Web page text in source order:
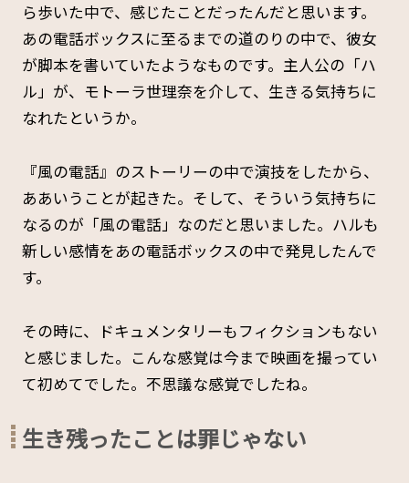
ら歩いた中で、感じたことだったんだと思います。
あの電話ボックスに至るまでの道のりの中で、彼女
が脚本を書いていたようなものです。主人公の「ハ
ル」が、モトーラ世理奈を介して、生きる気持ちに
なれたというか。
『風の電話』のストーリーの中で演技をしたから、
ああいうことが起きた。そして、そういう気持ちに
なるのが「風の電話」なのだと思いました。ハルも
新しい感情をあの電話ボックスの中で発見したんで
す。
その時に、ドキュメンタリーもフィクションもない
と感じました。こんな感覚は今まで映画を撮ってい
て初めてでした。不思議な感覚でしたね。
生き残ったことは罪じゃない